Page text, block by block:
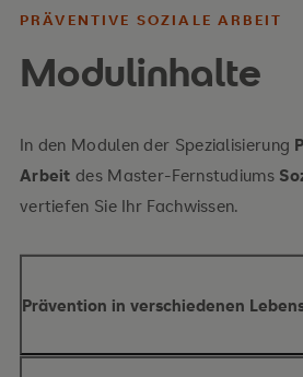
PRÄVENTIVE SOZIALE ARBEIT
Modulinhalte
In den Modulen der Spezialisierung
Arbeitdes Master-Fernstudiums
vertiefen Sie Ihr Fachwissen.
Prävention in verschiedenen